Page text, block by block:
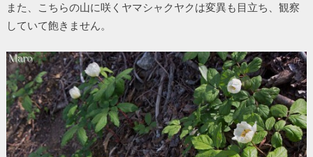
また、こちらの山に咲くヤマシャクヤクは変異も目立ち、観察
していて飽きません。